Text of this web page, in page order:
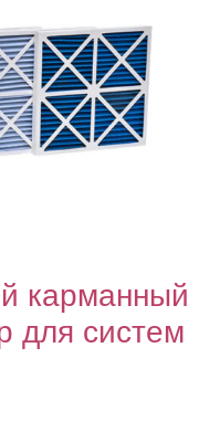
карманный
для систем